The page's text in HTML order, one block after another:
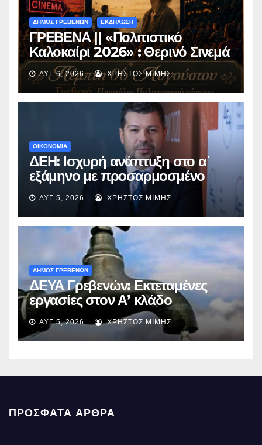
ΔΗΜΟΣ ΓΡΕΒΕΝΩΝ ΕΚΔΗΛΩΣΗ
ΓΡΕΒΕΝΑ || «Πολιτιστικό
Καλοκαίρι 2026» : Θερινό Σινεμά
με την βραβευμένη ταινία
«Μικρές Ανάσες».
ΑΥΓ 6, 2026 ΧΡΉΣΤΟΣ ΜΊΜΗΣ
ΟΙΚΟΝΟΜΙΑ
ΔΕΗ: Ισχυρή ανάπτυξη στο α΄
εξάμηνο με προσαρμοσμένο
EBITDA στα €1,2 δισ.
ΑΥΓ 5, 2026 ΧΡΉΣΤΟΣ ΜΊΜΗΣ
ΔΗΜΟΣ ΓΡΕΒΕΝΩΝ
ΔΕΥΑ Γρεβενών: Εκτεταμένες
εργασίες στον Α’ κλάδο
ύδρευσης – Ποιες περιοχές
επηρεάζονται την Πέμπτη
ΑΥΓ 5, 2026 ΧΡΉΣΤΟΣ ΜΊΜΗΣ
ΠΡΌΣΦΑΤΑ ΆΡΘΡΑ